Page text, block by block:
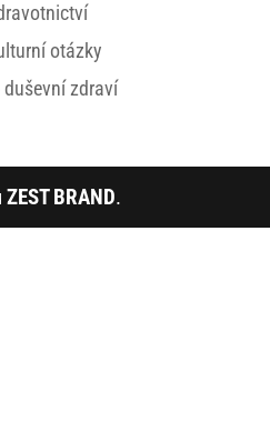
otázky
zdraví
ZEST BRAND.